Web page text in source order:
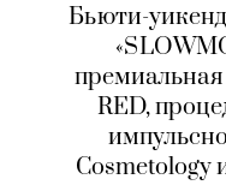
Бьюти-
RED,
Cosmetology